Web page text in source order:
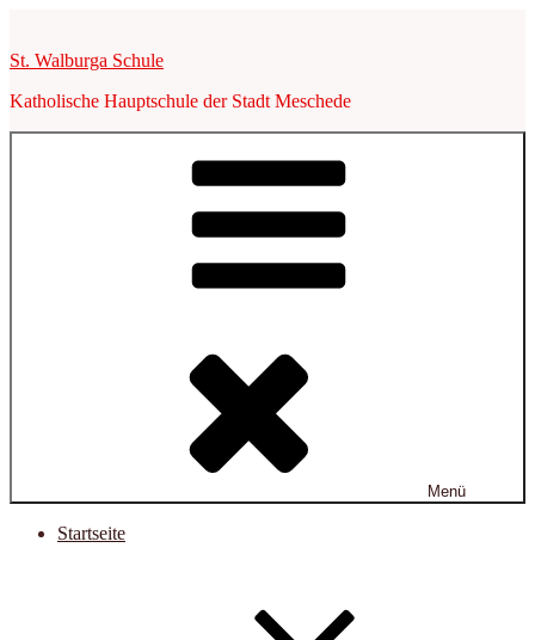
springen
St. Walburga Schule
Katholische Hauptschule der Stadt Meschede
Menü
Startseite